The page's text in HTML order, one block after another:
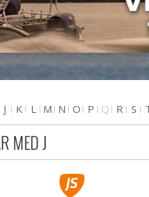
J K L M N O P Q R S
MED J